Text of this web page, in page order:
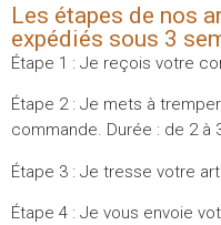
Les étapes de nos
expédiés sous 3
Étape 1 : Je reçois votre
Étape 2 : Je mets à
commande. Durée : de 2 à
Étape 3 : Je tresse votre
Étape 4 : Je vous envoie